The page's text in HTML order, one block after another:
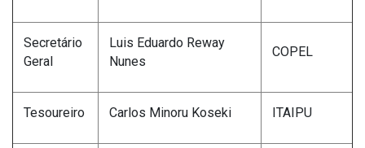
Secretário
Geral
Luis Eduardo Reway
Nunes
COPEL
Tesoureiro Carlos Minoru Koseki ITAIPU